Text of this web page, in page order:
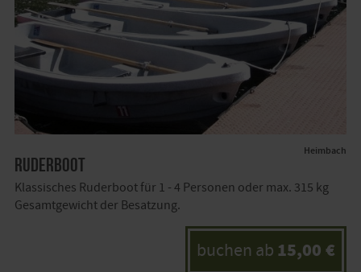
Heimbach
Ruderboot
Klassisches Ruderboot für 1 - 4 Personen oder max. 315 kg
Gesamtgewicht der Besatzung.
buchen ab 15,00 €